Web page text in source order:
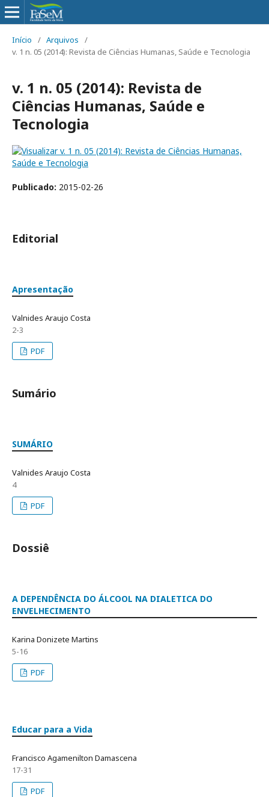
Início / Arquivos
/
v. 1 n. 05 (2014): Revista de Ciências Humanas, Saúde e Tecnologia
v. 1 n. 05 (2014): Revista de
Ciências Humanas, Saúde e
Tecnologia
Publicado: 2015-02-26
Editorial
Apresentação
Valnides Araujo Costa
2-3
PDF
Sumário
SUMÁRIO
Valnides Araujo Costa
4
PDF
Dossiê
A DEPENDÊNCIA DO ÁLCOOL NA DIALETICA DO
ENVELHECIMENTO
Karina Donizete Martins
5-16
PDF
Educar para a Vida
Francisco Agamenilton Damascena
17-31
PDF